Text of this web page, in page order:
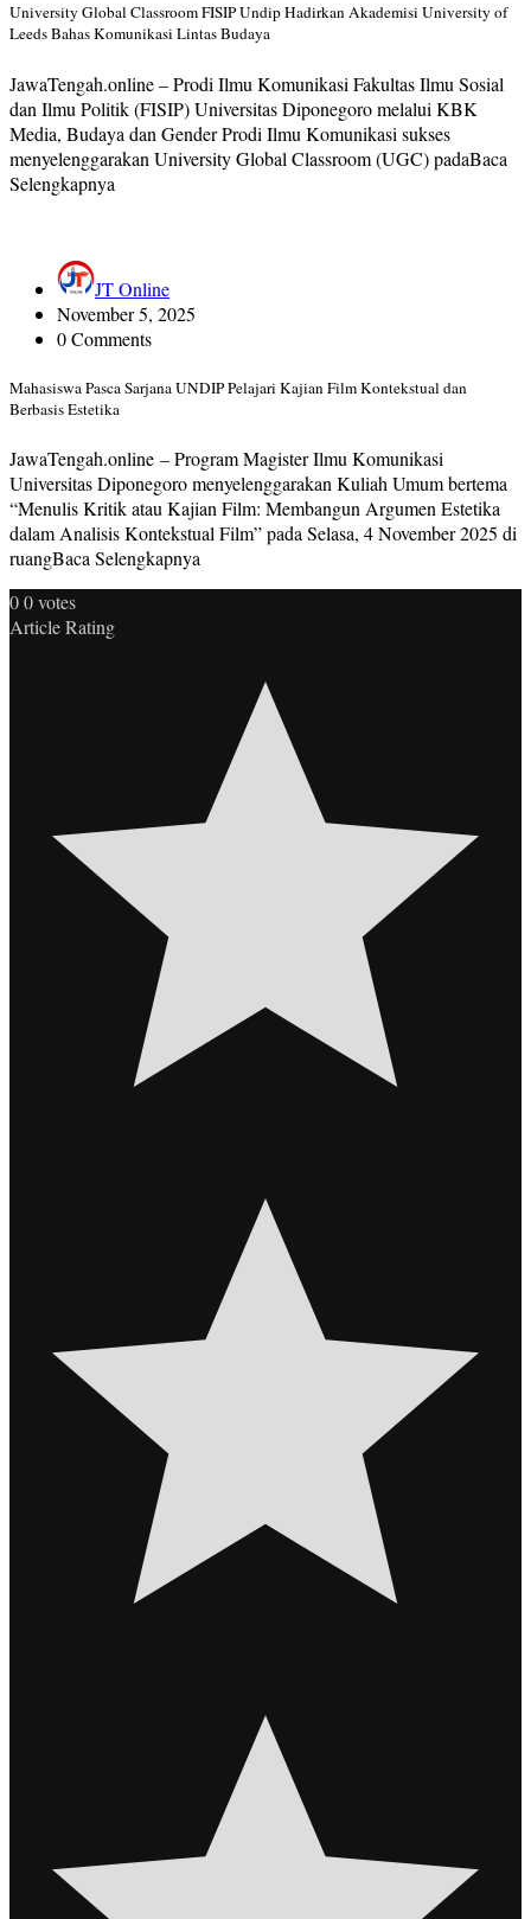
University Global Classroom FISIP Undip Hadirkan Akademisi University of
Leeds Bahas Komunikasi Lintas Budaya
JawaTengah.online – Prodi Ilmu Komunikasi Fakultas Ilmu Sosial
dan Ilmu Politik (FISIP) Universitas Diponegoro melalui KBK
Media, Budaya dan Gender Prodi Ilmu Komunikasi sukses
menyelenggarakan University Global Classroom (UGC) padaBaca
Selengkapnya
JT Online
November 5, 2025
0 Comments
Mahasiswa Pasca Sarjana UNDIP Pelajari Kajian Film Kontekstual dan
Berbasis Estetika
JawaTengah.online – Program Magister Ilmu Komunikasi
Universitas Diponegoro menyelenggarakan Kuliah Umum bertema
“Menulis Kritik atau Kajian Film: Membangun Argumen Estetika
dalam Analisis Kontekstual Film” pada Selasa, 4 November 2025 di
ruangBaca Selengkapnya
00votes
Article Rating